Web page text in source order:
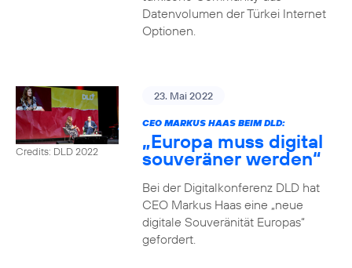
Datenvolumen der Türkei Internet
Optionen.
Credits: DLD 2022
23. Mai 2022
CEO MARKUS HAAS BEIM DLD:
„Europa muss digital
souveräner werden“
Bei der Digitalkonferenz DLD hat
CEO Markus Haas eine „neue
digitale Souveränität Europas“
gefordert.